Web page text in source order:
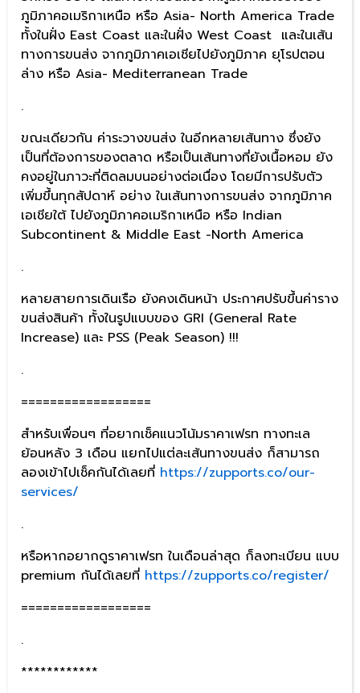
ภูมิภาคอเมริกาเหนือ หรือ Asia- North America Trade
ทั้งในฝั่ง East Coast และในฝั่ง West Coast และในเส้น
ทางการขนส่ง จากภูมิภาคเอเชียไปยังภูมิภาค ยุโรปตอน
ล่าง หรือ Asia- Mediterranean Trade
.
ขณะเดียวกัน ค่าระวางขนส่ง ในอีกหลายเส้นทาง ซึ่งยัง
เป็นที่ต้องการของตลาด หรือเป็นเส้นทางที่ยังเนื้อหอม ยัง
คงอยู่ในภาวะที่ติดลมบนอย่างต่อเนื่อง โดยมีการปรับตัว
เพิ่มขึ้นทุกสัปดาห์ อย่าง ในเส้นทางการขนส่ง จากภูมิภาค
เอเชียใต้ ไปยังภูมิภาคอเมริกาเหนือ หรือ Indian
Subcontinent & Middle East -North America
.
หลายสายการเดินเรือ ยังคงเดินหน้า ประกาศปรับขึ้นค่าราง
ขนส่งสินค้า ทั้งในรูปแบบของ GRI (General Rate
Increase) และ PSS (Peak Season) !!!
.
==================
สำหรับเพื่อนๆ ที่อยากเช็คแนวโน้มราคาเฟรท ทางทะเล
ย้อนหลัง 3 เดือน แยกไปแต่ละเส้นทางขนส่ง ก็สามารถ
ลองเข้าไปเช็คกันได้เลยที่ https://zupports.co/our-
services/
.
หรือหากอยากดูราคาเฟรท ในเดือนล่าสุด ก็ลงทะเบียน แบบ
premium กันได้เลยที่ https://zupports.co/register/
==================
.
************